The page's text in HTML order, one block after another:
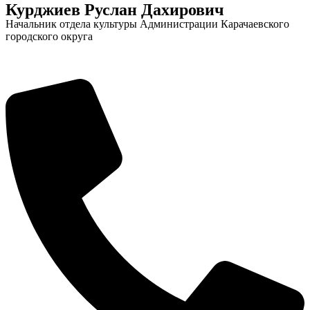
Курджиев Руслан Дахирович
Начальник отдела культуры Администрации Карачаевского
городского округа